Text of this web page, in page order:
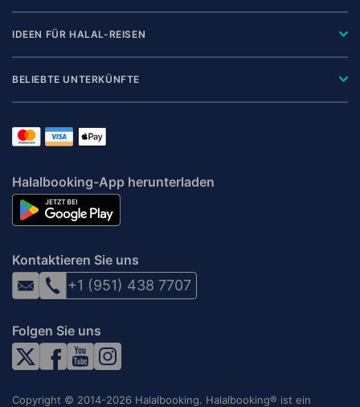
IDEEN FÜR HALAL-REISEN
BELIEBTE UNTERKÜNFTE
Halalbooking-App herunterladen
Kontaktieren Sie uns
+1 (951) 438 7707
Folgen Sie uns
Copyright © 2014-2026 Halalbooking. Halalbooking® ist ein